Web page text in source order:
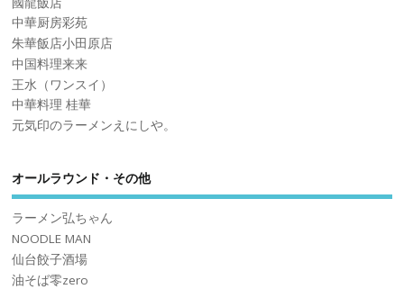
中華厨房彩苑
朱華飯店小田原店
中国料理来来
王水（ワンスイ）
中華料理 桂華
元気印のラーメンえにしや。
オールラウンド・その他
ラーメン弘ちゃん
NOODLE MAN
仙台餃子酒場
油そば零zero